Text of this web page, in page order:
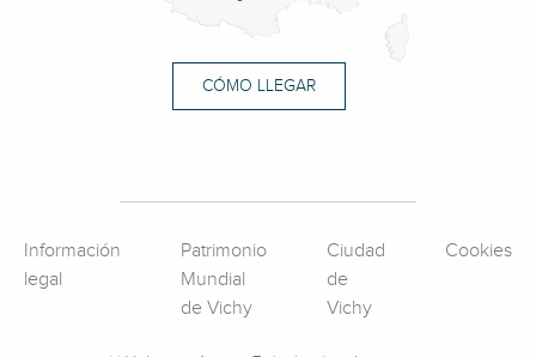
CÓMO LLEGAR
Información
legal
Patrimonio
Mundial
de Vichy
Ciudad
de
Vichy
Cookies